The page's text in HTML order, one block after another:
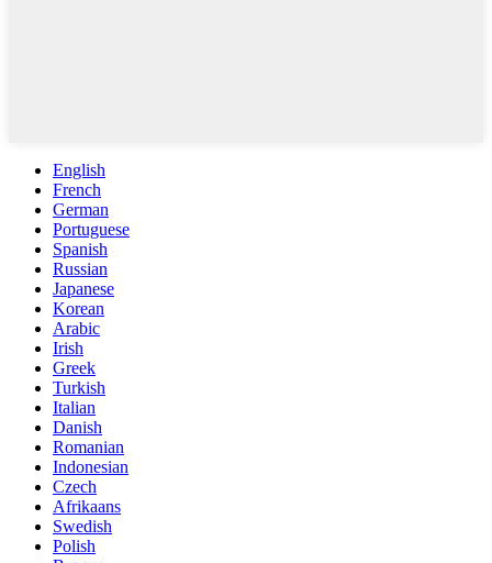
English
French
German
Portuguese
Spanish
Russian
Japanese
Korean
Arabic
Irish
Greek
Turkish
Italian
Danish
Romanian
Indonesian
Czech
Afrikaans
Swedish
Polish